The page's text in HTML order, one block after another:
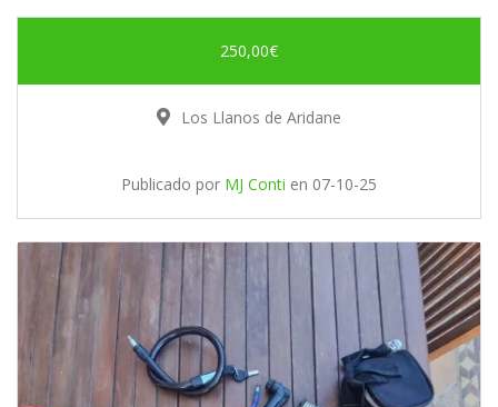
250,00€
Los Llanos de Aridane
Publicado por MJ Conti en 07-10-25